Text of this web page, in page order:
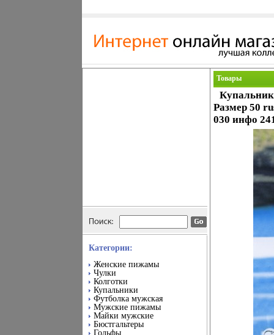
Категории:
Женские пижамы
Чулки
Колготки
Купальники
Футболка мужская
Мужские пижамы
Майки мужские
Бюстгальтеры
Гольфы
Товары
Размер 50
030 инфо